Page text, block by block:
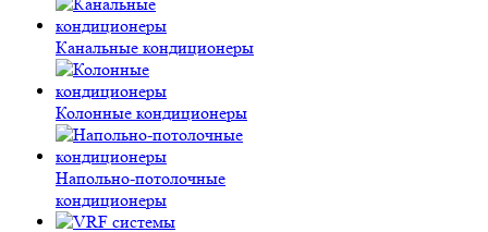
Канальные кондиционеры
Колонные кондиционеры
Напольно-потолочные
кондиционеры